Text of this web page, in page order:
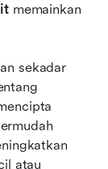
memainkan
sekadar
atau
runcit
runcit